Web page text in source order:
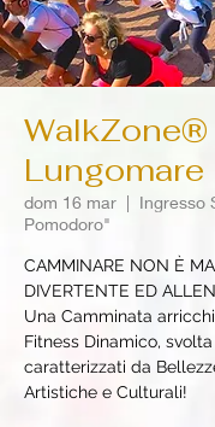
WalkZone®
Lungomare
dom 16 mar
  |
Ingresso
Pomodoro"
CAMMINARE NON È
DIVERTENTE ED
Una Camminata
Fitness Dinamico,
caratterizzati da
Artistiche e Culturali!